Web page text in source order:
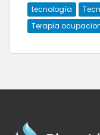
tecnología
Terapia